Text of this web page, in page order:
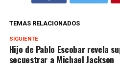
TEMAS RELACIONADOS
SIGUIENTE
Hijo de Pablo Escobar revela
secuestrar a Michael Jackson